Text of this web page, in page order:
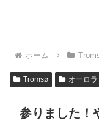
ホーム
Tromsø オーロラ
参りました！